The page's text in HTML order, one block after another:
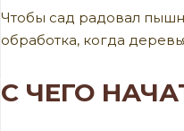
Чтобы сад радовал
обработка, когда
С ЧЕГО